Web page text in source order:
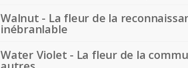
Walnut - La fleur de la
inébranlable
Water Violet - La fleur de la